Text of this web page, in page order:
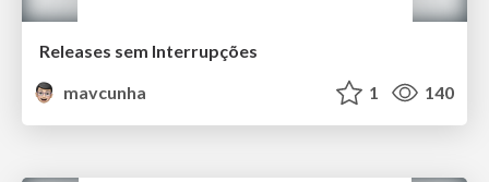
Releases sem Interrupções
mavcunha
1 140